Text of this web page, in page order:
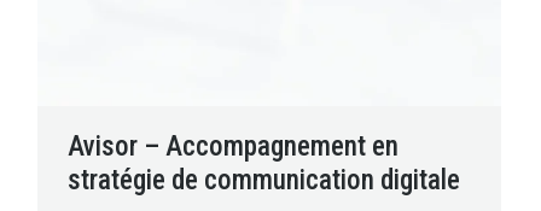
Avisor – Accompagnement en
stratégie de communication digitale